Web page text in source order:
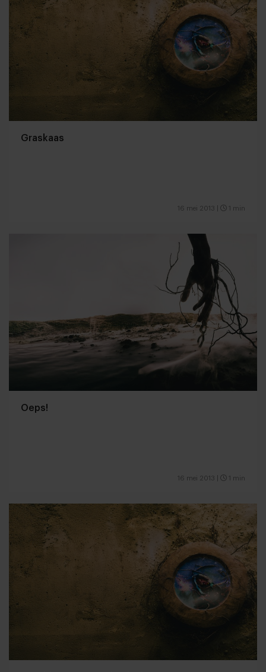
Graskaas
16 mei 2013 1 min
Oeps!
16 mei 2013 1 min